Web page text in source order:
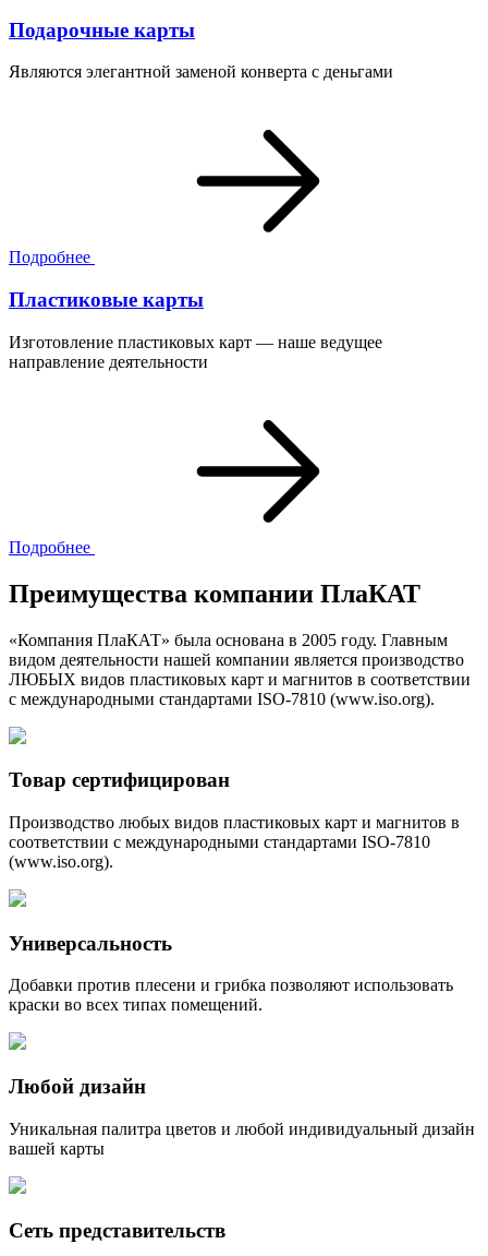
Подарочные карты
Являются элегантной заменой конверта с деньгами
Подробнее
Пластиковые карты
Изготовление пластиковых карт — наше ведущее
направление деятельности
Подробнее
Преимущества компании ПлаКАТ
«Компания ПлаКАТ» была основана в 2005 году. Главным
видом деятельности нашей компании является производство
ЛЮБЫХ видов пластиковых карт и магнитов в соответствии
с международными стандартами ISO-7810 (www.iso.org).
Товар сертифицирован
Производство любых видов пластиковых карт и магнитов в
соответствии с международными стандартами ISO-7810
(www.iso.org).
Универсальность
Добавки против плесени и грибка позволяют использовать
краски во всех типах помещений.
Любой дизайн
Уникальная палитра цветов и любой индивидуальный дизайн
вашей карты
Сеть представительств